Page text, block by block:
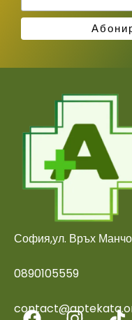
София,ул. Връх
0890105559